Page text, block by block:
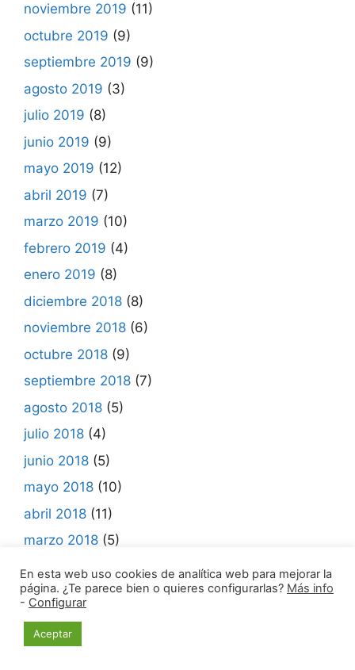
noviembre 2019 (11)
octubre 2019 (9)
septiembre 2019 (9)
agosto 2019 (3)
julio 2019 (8)
junio 2019 (9)
mayo 2019 (12)
abril 2019 (7)
marzo 2019 (10)
febrero 2019 (4)
enero 2019 (8)
diciembre 2018 (8)
noviembre 2018 (6)
octubre 2018 (9)
septiembre 2018 (7)
agosto 2018 (5)
julio 2018 (4)
junio 2018 (5)
mayo 2018 (10)
abril 2018 (11)
marzo 2018 (5)
febrero 2018
enero 2018(1)
diciembre 2017
noviembre 2017
En esta web uso cookies de analítica web para mejorar la
página. ¿Te parece bien o quieres configurarlas? Más info
- Configurar
Aceptar